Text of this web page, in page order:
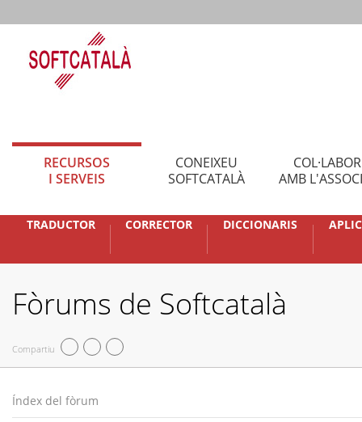
RECURSOS
I SERVEIS
CONEIXEU
SOFTCATALÀ
AMB
TRADUCTOR CORRECTOR DICCIONARIS
Fòrums de Softcatalà
Compartiu
Índex del fòrum